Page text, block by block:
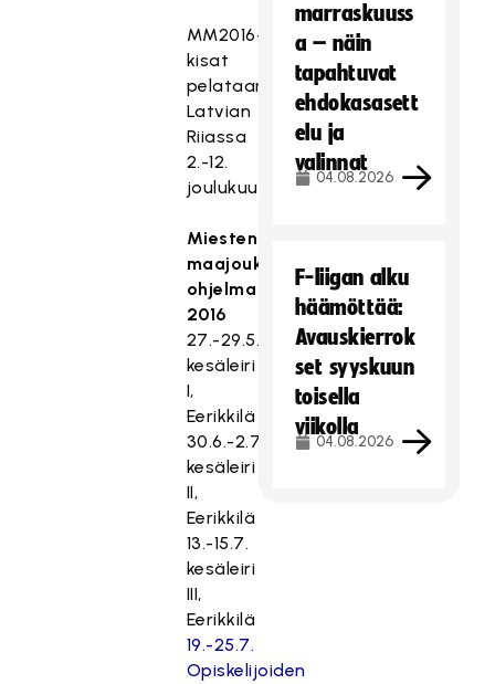
MM2016-
kisat
pelataan
Latvian
Riiassa
2.-12.
joulukuuta.
Miesten
maajoukkueen
ohjelma
2016
27.-29.5.
kesäleiri
I,
Eerikkilä
30.6.-2.7.
kesäleiri
II,
Eerikkilä
13.-15.7.
kesäleiri
III,
Eerikkilä
19.-25.7.
Opiskelijoiden
marraskuuss
a – näin
tapahtuvat
ehdokasasett
elu ja
valinnat
04.08.2026
F-liigan alku
häämöttää:
Avauskierrok
set syyskuun
toisella
viikolla
04.08.2026